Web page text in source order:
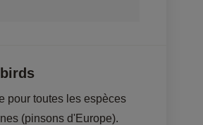
pour toutes les espèces
(pinsons d'Europe).